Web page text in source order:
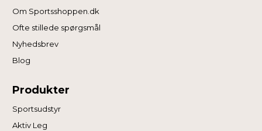
Om Sportsshoppen.dk
Ofte stillede spørgsmål
Nyhedsbrev
Blog
Produkter
Sportsudstyr
Aktiv Leg